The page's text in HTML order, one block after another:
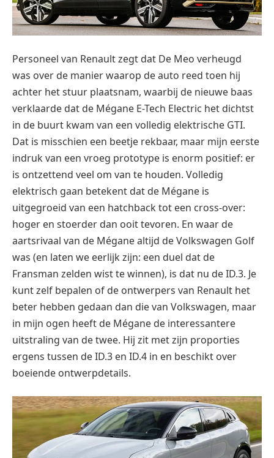
Personeel van Renault zegt dat De Meo verheugd
was over de manier waarop de auto reed toen hij
achter het stuur plaatsnam, waarbij de nieuwe baas
verklaarde dat de Mégane E-Tech Electric het dichtst
in de buurt kwam van een volledig elektrische GTI.
Dat is misschien een beetje rekbaar, maar mijn eerste
indruk van een vroeg prototype is enorm positief: er
is ontzettend veel om van te houden. Volledig
elektrisch gaan betekent dat de Mégane is
uitgegroeid van een hatchback tot een cross-over:
hoger en stoerder dan ooit tevoren. En waar de
aartsrivaal van de Mégane altijd de Volkswagen Golf
was (en laten we eerlijk zijn: een duel dat de
Fransman zelden wist te winnen), is dat nu de ID.3. Je
kunt zelf bepalen of de ontwerpers van Renault het
beter hebben gedaan dan die van Volkswagen, maar
in mijn ogen heeft de Mégane de interessantere
uitstraling van de twee. Hij zit met zijn proporties
ergens tussen de ID.3 en ID.4 in en beschikt over
boeiende ontwerpdetails.